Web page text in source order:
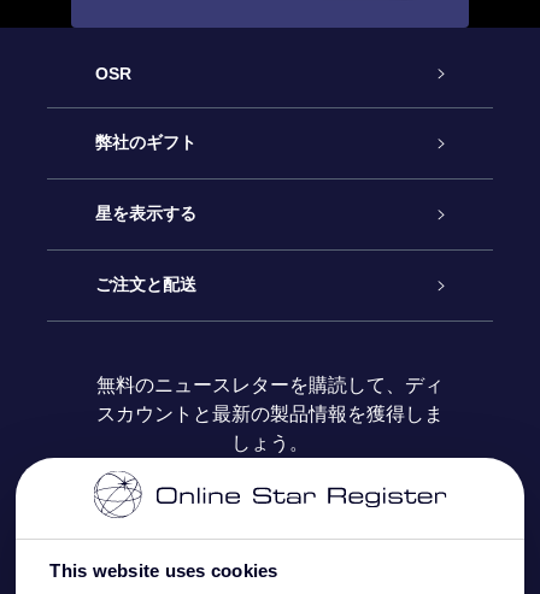
This website uses cookies
OSR
カスタマーサービス
お問い合わせ
ブログ
レビュー
弊社のギフト
Online Starギフト
OSRギフトパック
OSR ギフトカード
法人ギフト
星を表示する
星の登録
カスタマイズされたStar Page
One Million Stars
OSR Starsaver
ご注文と配送
お支払いに関する情報
配送に関する情報
返品ポリシ
無料のニュースレターを購読して、ディ
スカウントと最新の製品情報を獲得しま
しょう。